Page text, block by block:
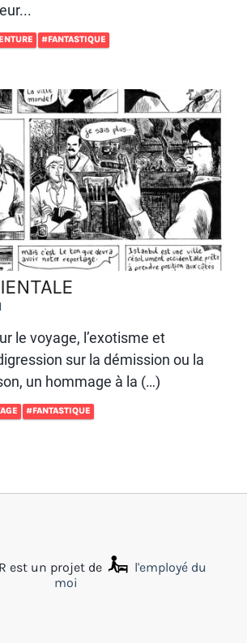
#FANTASTIQUE
le voyage, l’exotisme et
sur la démission ou la
un hommage à la (…)
#FANTASTIQUE
est un projet de
l'employé du
moi